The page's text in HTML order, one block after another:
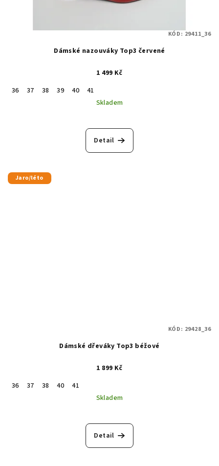
Dámské nazouváky Top3 červené
1 499 Kč
36
37 38 39 40
41
Skladem
Detail
KÓD: 29411_36
Jaro/léto
Dámské dřeváky Top3 béžové
1 899 Kč
36
37 38 40
41
Skladem
Detail
KÓD: 29428_36